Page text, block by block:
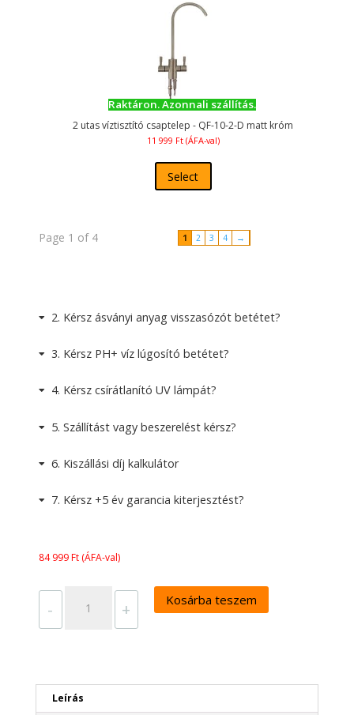
Raktáron. Azonnali szállítás.
2 utas víztisztító csaptelep - QF-10-2-D matt króm
11 999 Ft (ÁFA-val)
Select
Page 1 of 4 1 2 3 4 →
2 Kérsz ásványi anyag visszasózót betétet?
3 Kérsz PH+ víz lúgosító betétet?
4 Kérsz csírátlanító UV lámpát?
5 Szállítást vagy beszerelést kérsz?
6 Kiszállási díj kalkulátor
7 Kérsz +5 év garancia kiterjesztést?
84 999Ft (ÁFA-val)
- + Kosárba teszem
Leírás